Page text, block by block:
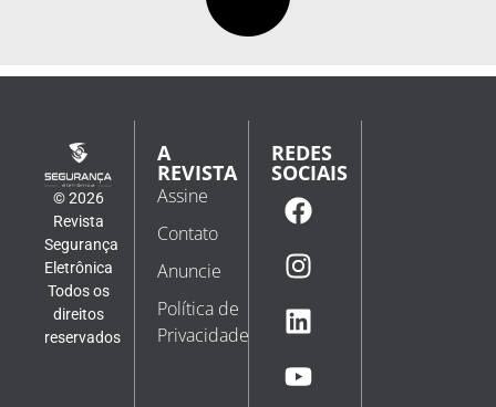
© 2026
Revista
Segurança
Eletrônica
Todos os
direitos
reservados
A
REVISTA
Assine
Contato
Anuncie
Política de
Privacidade
REDES
SOCIAIS